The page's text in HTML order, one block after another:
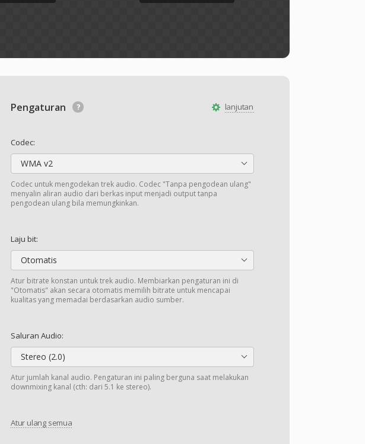
lanjutan
Pengaturan
Codec:
WMA v2
Codec untuk mengodekan trek audio. Codec "Tanpa pengodean ulang"
menyalin aliran audio dari berkas input menjadi output tanpa
pengodean ulang bila memungkinkan.
Laju bit:
Otomatis
Atur bitrate konstan untuk trek audio. Membiarkan pengaturan ini di
"Otomatis" akan secara otomatis memilih bitrate untuk mencapai
kualitas yang memadai berdasarkan audio sumber.
Saluran Audio:
Stereo (2.0)
Atur jumlah kanal audio. Pengaturan ini paling berguna saat melakukan
downmixing kanal (cth: dari 5.1 ke stereo).
Atur ulang semua